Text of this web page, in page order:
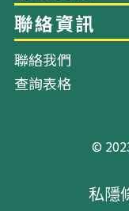
幹事會成員
會員資料
刊物
最新資訊
聯絡我們
查詢表格
©
私隱